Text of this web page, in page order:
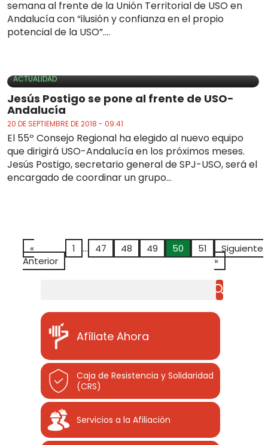
semana al frente de la Unión Territorial de USO en
Andalucía con “ilusión y confianza en el propio
potencial de la USO”....
ACTUALIDAD
Jesús Postigo se pone al frente de USO-
Andalucía
20 DE SEPTIEMBRE DE 2018 - 09:41
El 55º Consejo Regional ha elegido al nuevo equipo
que dirigirá USO-Andalucía en los próximos meses.
Jesús Postigo, secretario general de SPJ-USO, será el
encargado de coordinar un grupo...
«
Anterior
1 … 47 48 49 50 51
Siguiente
»
Afíliate Ahora
Caja de Resistencia y Solidaridad
(CRS)
Servicios a la Afiliación